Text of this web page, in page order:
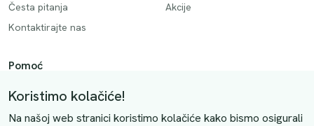
Česta pitanja
Kontaktirajte nas
Akcije
Pomoć
Način plaćanja
Dostava
Koristimo kolačiće!
Na našoj web stranici koristimo kolačiće kako bismo osigurali